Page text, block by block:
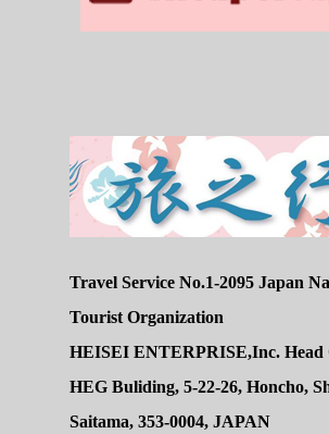
Travel Service No.1-2095 Japan
Tourist Organization
HEISEI ENTERPRISE,Inc. Head
HEG Buliding, 5-22-26, Honcho,
Saitama, 353-0004, JAPAN